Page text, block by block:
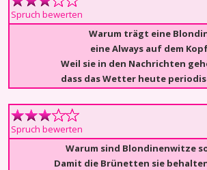
Spruch bewerten
Warum trägt eine
eine Always auf dem
Weil sie in den Nachrichten
dass das Wetter heute
Spruch bewerten
Warum sind Blondinenwitze
Damit die Brünetten sie